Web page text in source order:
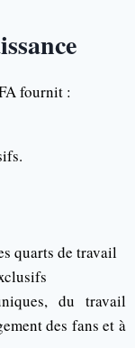
fournit :
quarts de travail
du travail
des fans et à